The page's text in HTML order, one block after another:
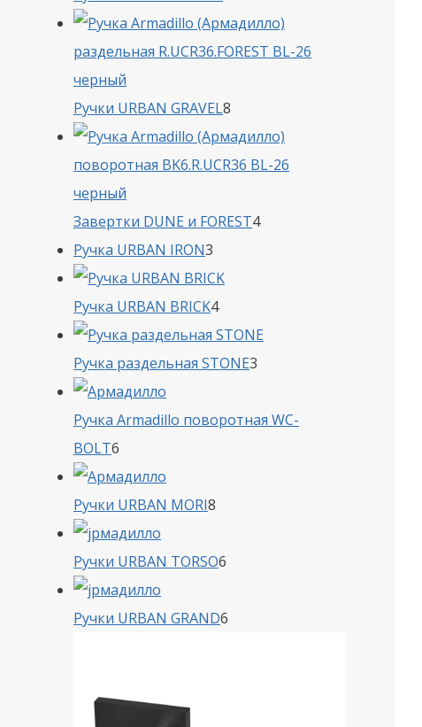
товара
Ручки URBAN GRAVEL8
товаров
Завертки DUNE и FOREST44
Ручка URBAN IRON3
товара
Ручка URBAN BRICK44
товара
Ручка раздельная STONE3
Ручка Armadillo поворотная WC-
BOLT6
товаров
Ручки URBAN MORI8
Ручки URBAN TORSO6
Ручки URBAN GRAND6